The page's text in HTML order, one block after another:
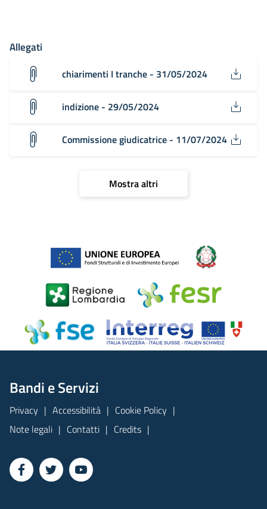
Allegati
chiarimenti I tranche - 31/05/2024
indizione - 29/05/2024
Commissione giudicatrice - 11/07/2024
Mostra altri
Bandi e Servizi
Privacy Accessibilità
Cookie Policy
Note legali
Contatti Credits